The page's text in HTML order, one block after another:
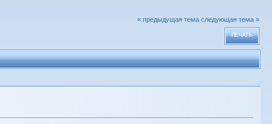
« предыдущая тема следующая тема »
ПЕЧАТЬ